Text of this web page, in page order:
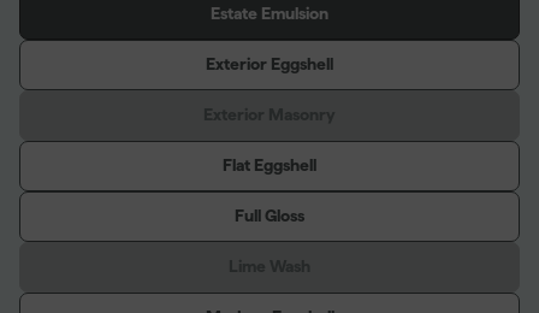
Estate Emulsion
Exterior Eggshell
Flat Eggshell
Full Gloss